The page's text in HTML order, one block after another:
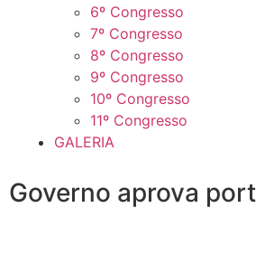
6º Congresso
7º Congresso
8º Congresso
9º Congresso
10º Congresso
11º Congresso
GALERIA
Governo aprova